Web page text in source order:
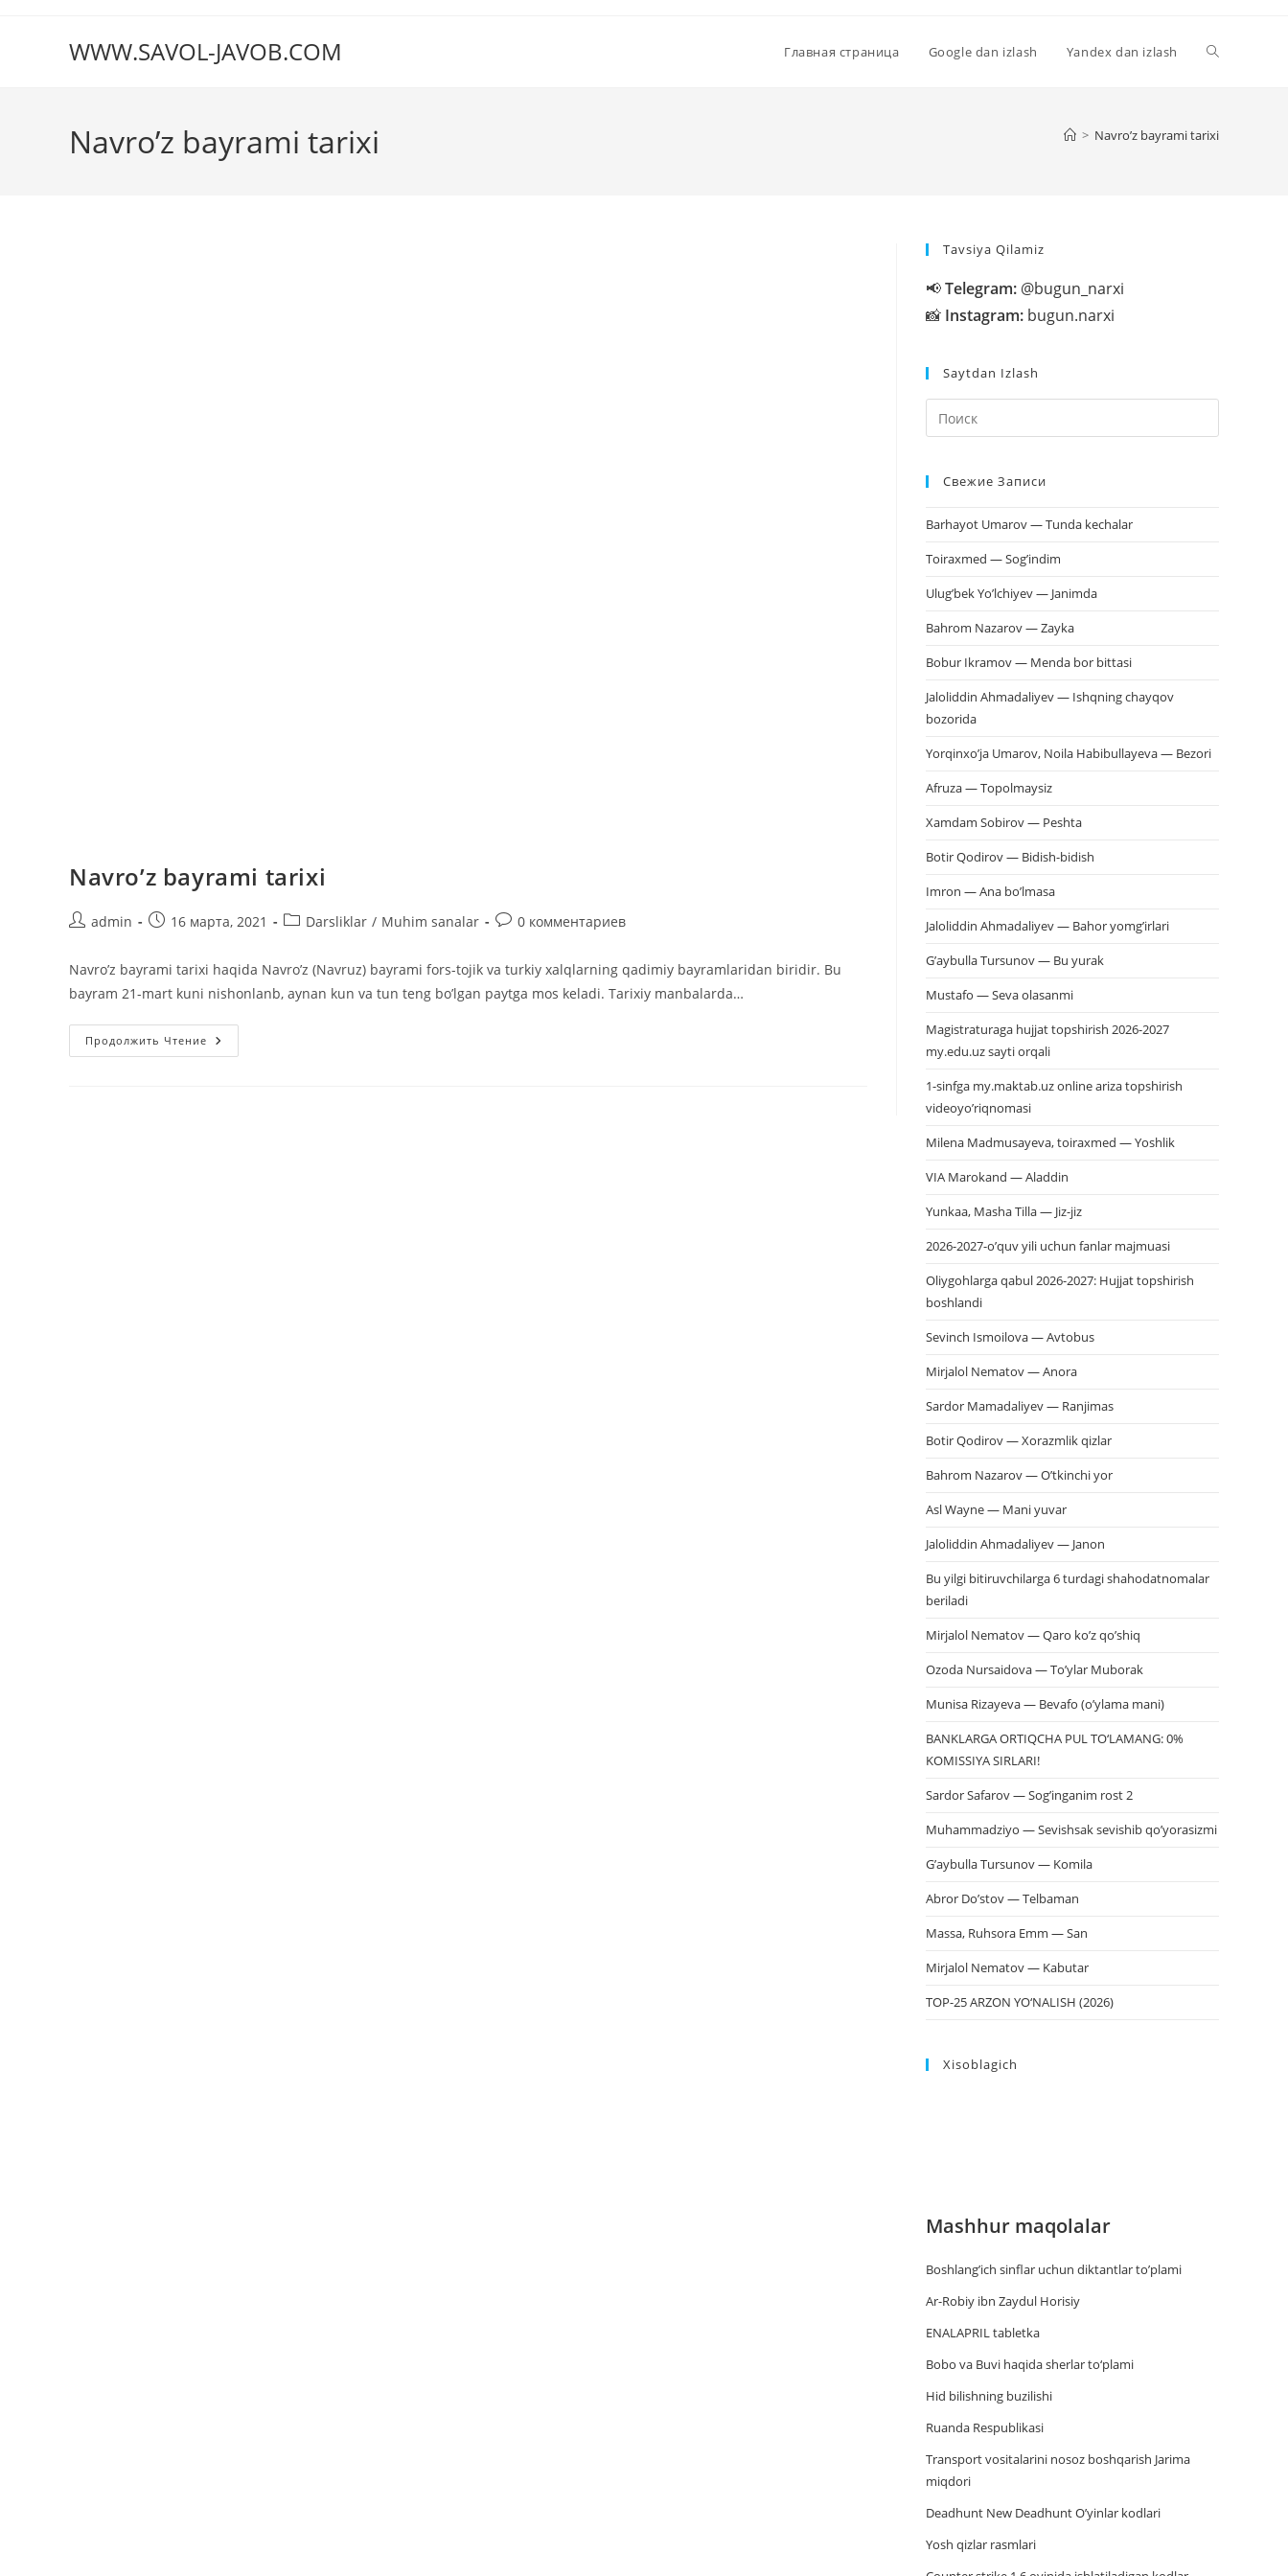
содержимомуWWW.SAVOL-JAVOB.COM Главная страница Google dan izlash Yandex dan izlash
Navro’z bayrami tarixi > Navro’z bayrami tarixi
Navro’z bayrami tarixi
Авторadmin
Запись16 марта, 2021
Рубрика
Darsliklar / Muhim sanalar
Комментарии
записи:
0 комментариев
Navro’z bayrami tarixi haqida Navro’z (Navruz) bayrami fors-tojik va turkiy xalqlarning qadimiy bayramlaridan biridir. Bu
bayram 21-mart kuni nishonlanb, aynan kun va tun teng bo’lgan paytga mos keladi. Tarixiy manbalarda…
Продолжить Чтение Navro’z
Bayrami
Tavsiya Qilamiz
📢Telegram: @bugun_narxi
📸 Instagram: bugun.narxi
Saytdan Izlash
клавишу
Свежие Записи
Barhayot Umarov — Tunda kechalar
Toiraxmed — Sog’indim
Ulug’bek Yo’lchiyev — Janimda
Bahrom Nazarov — Zayka
Bobur Ikramov — Menda bor bittasi
Jaloliddin Ahmadaliyev — Ishqning chayqov
bozorida
Yorqinxo’ja Umarov, Noila Habibullayeva — Bezori
Afruza — Topolmaysiz
Xamdam Sobirov — Peshta
Botir Qodirov — Bidish-bidish
Imron — Ana bo’lmasa
Jaloliddin Ahmadaliyev — Bahor yomg’irlari
G’aybulla Tursunov — Bu yurak
Mustafo — Seva olasanmi
Magistraturaga hujjat topshirish 2026-2027
my.edu.uz sayti orqali
1-sinfga my.maktab.uz online ariza topshirish
videoyo’riqnomasi
Milena Madmusayeva, toiraxmed — Yoshlik
VIA Marokand — Aladdin
Yunkaa, Masha Tilla — Jiz-jiz
2026-2027-o’quv yili uchun fanlar majmuasi
Oliygohlarga qabul 2026-2027: Hujjat topshirish
boshlandi
Sevinch Ismoilova — Avtobus
Mirjalol Nematov — Anora
Sardor Mamadaliyev — Ranjimas
Botir Qodirov — Xorazmlik qizlar
Bahrom Nazarov — O’tkinchi yor
Asl Wayne — Mani yuvar
Jaloliddin Ahmadaliyev — Janon
Bu yilgi bitiruvchilarga 6 turdagi shahodatnomalar
beriladi
Mirjalol Nematov — Qaro ko’z qo’shiq
Ozoda Nursaidova — To’ylar Muborak
Munisa Rizayeva — Bevafo (o’ylama mani)
BANKLARGA ORTIQCHA PUL TO‘LAMANG: 0%
KOMISSIYA SIRLARI!
Sardor Safarov — Sog’inganim rost 2
Muhammadziyo — Sevishsak sevishib qo’yorasizmi
G’aybulla Tursunov — Komila
Abror Do’stov — Telbaman
Massa, Ruhsora Emm — San
Mirjalol Nematov — Kabutar
TOP-25 ARZON YO‘NALISH (2026)
Xisoblagich
Mashhur maqolalar
Boshlang’ich sinflar uchun diktantlar to’plami
Ar-Robiy ibn Zaydul Horisiy
ENALAPRIL tabletka
Bobo va Buvi haqida sherlar to‘plami
Hid bilishning buzilishi
Ruanda Respublikasi
Trаnsport vositаlаrini nosoz boshqаrish Jаrimа
miqdori
Deadhunt New Deadhunt O’yinlar kodlari
Yosh qizlar rasmlari